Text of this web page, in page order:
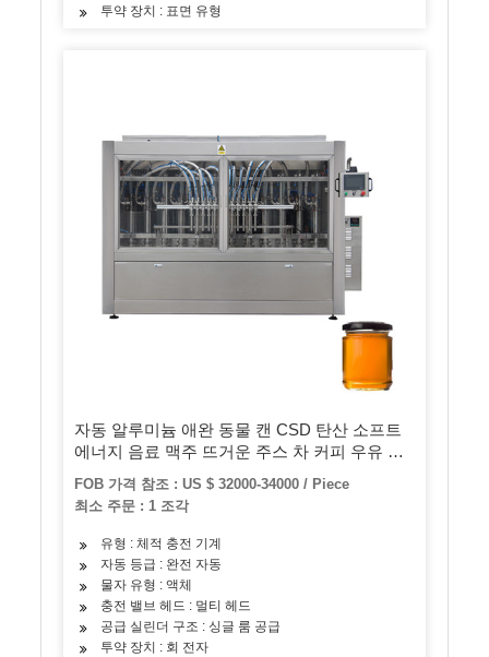
투약 장치 : 표면 유형
자동 알루미늄 애완 동물 캔 CSD 탄산 소프트
에너지 음료 맥주 뜨거운 주스 차 커피 우유 보
틀링 필링 씰링 캡핑 통조림 포장기
FOB 가격 참조 : US $ 32000-34000 / Piece
최소 주문 : 1 조각
유형 : 체적 충전 기계
자동 등급 : 완전 자동
물자 유형 : 액체
충전 밸브 헤드 : 멀티 헤드
공급 실린더 구조 : 싱글 룸 공급
투약 장치 : 회 전자